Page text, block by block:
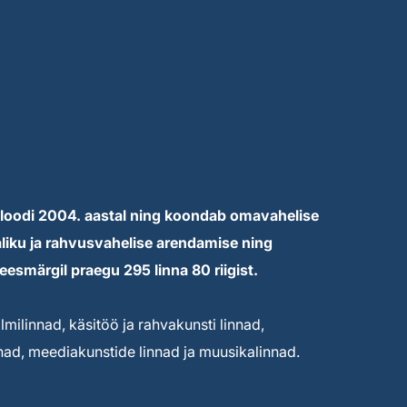
2004. aastal ning koondab omavahelise
ja rahvusvahelise arendamise ning
praegu 295 linna 80 riigist.
käsitöö ja rahvakunsti linnad,
meediakunstide linnad ja muusikalinnad.